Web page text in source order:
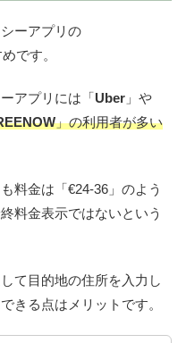
ーアプリの
です。
アプリには「Uber 」や
」の利用者が多い
料金は「€24-36」のよう
料金表示ではないという
て目的地の住所を入力し
きる点はメリットです。